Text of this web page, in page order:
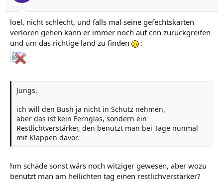
loel, nicht schlecht, und falls mal seine gefechtskarten
verloren gehen kann er immer noch auf cnn zurückgreifen
und um das richtige land zu finden
:
Jungs,
ich will den Bush ja nicht in Schutz nehmen,
aber das ist kein Fernglas, sondern ein
Restlichtverstärker, den benutzt man bei Tage nunmal
mit Klappen davor.
hm schade sonst wärs noch witziger gewesen, aber wozu
benutzt man am hellichten tag einen restlichverstärker?